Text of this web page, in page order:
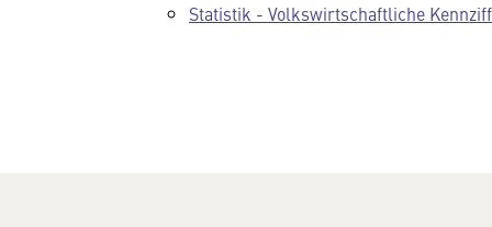
Statistik - Volkswirtschaftliche